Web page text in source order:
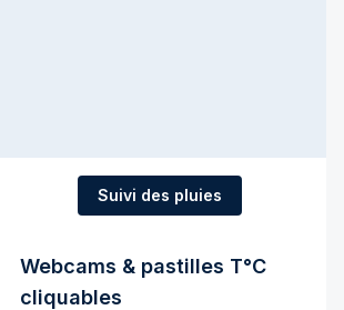
Suivi des pluies
Webcams & pastilles T°C
cliquables